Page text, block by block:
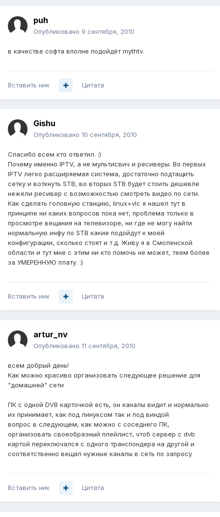
puh
Опубликовано 9 сентября, 2010
в качестве софта вполне подойдёт mythtv.
Вставить ник Цитата
Gishu
Опубликовано 10 сентября, 2010
Спасибо всем кто ответил. :)
Почему именно IPTV, а не мультисвич и ресиверы. Во первых
IPTV легко расширяемая система, достаточно подтащить
сетку и воткнуть STB, во вторых STB будет стоить дешевле
нежели ресивер с возможностью смотреть видео по сети.
Как сделать головную станцию, linux+vlc я нашел тут в
принципе ни каких вопросов пока нет, проблема только в
просмотре вещания на телевизоре, ни где не могу найти
нормальную инфу по STB какие подойдут к моей
конфигурации, сколько стоят и т.д. Живу я в Смоленской
области и тут мне с этим ни кто помочь не может, теем более
за УМЕРЕННУЮ плату. :)
Вставить ник Цитата
artur_nv
Опубликовано 11 сентября, 2010
всем добрый день!
Как можно красиво организовать следующее решение для
"домашней" сети
ПК с одной DVB карточкой есть, он каналы видит и нормально
их принимает, как под линуксом так и под виндой
вопрос в следующем, как можно с соседнего ПК,
организовать своеобразный плейлист, чтоб сервер с dvb
картой переключался с одного транспондера на другой и
соответственно вещал нужные каналы в сеть по запросу
Вставить ник Цитата